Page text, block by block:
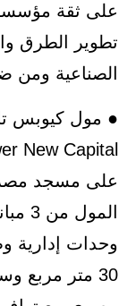
على ثقة
تطوير الطرق
الصناعية ومن
وحدات إدارية